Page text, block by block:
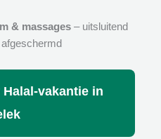
& massages – uitsluitend
vakantie in